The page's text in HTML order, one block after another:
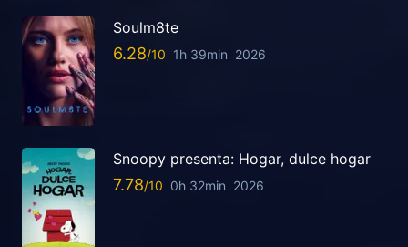
Soulm8te
6.28 1h 39min 2026
Snoopy presenta: Hogar, dulce hogar
7.78 0h 32min 2026